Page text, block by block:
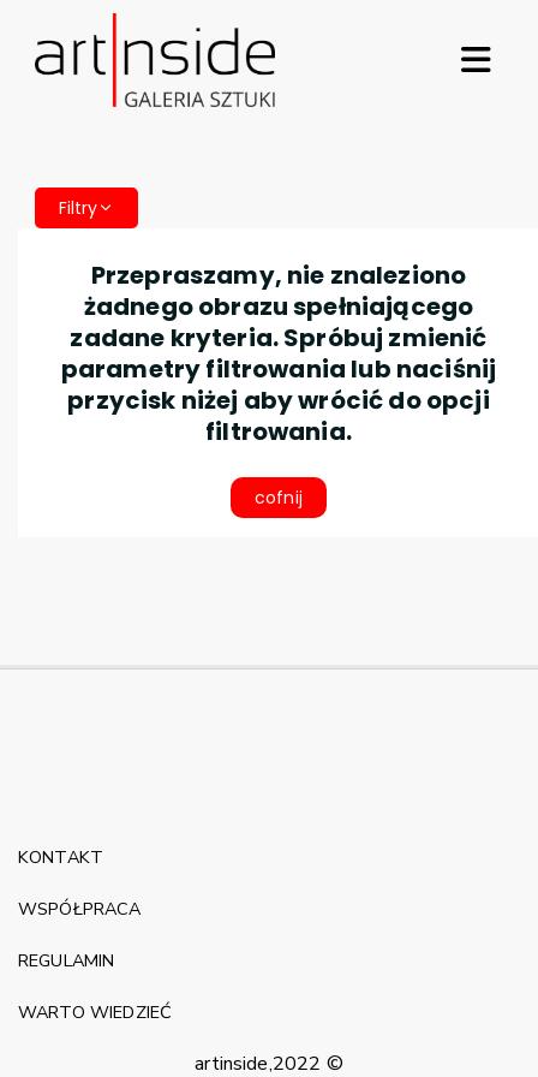
Filtry
Przepraszamy, nie znaleziono
żadnego obrazu spełniającego
zadane kryteria. Spróbuj zmienić
parametry filtrowania lub naciśnij
przycisk niżej aby wrócić do opcji
filtrowania.
cofnij
artinside,2022 ©
KONTAKT
WSPÓŁPRACA
REGULAMIN
WARTO WIEDZIEĆ